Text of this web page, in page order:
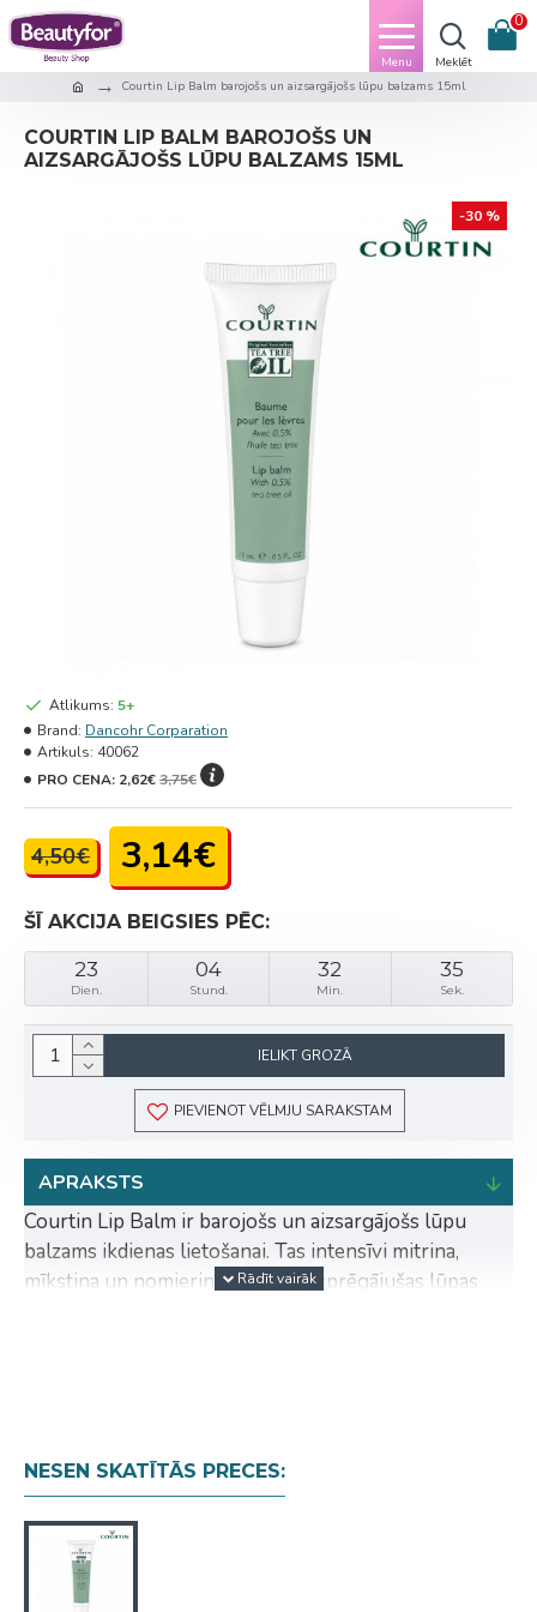
0
Courtin Lip Balm barojošs un aizsargājošs lūpu balzams 15ml
COURTIN LIP BALM BAROJOŠS UN
AIZSARGĀJOŠS LŪPU BALZAMS 15ML
-30 %
ŠĪ AKCIJA BEIGSIES PĒC:
23
Dien.
04
Stund.
32
Min.
35
Sek.
4,50€ 3,14€
Atlikums: 5+
Brand: Dancohr Corparation
Artikuls: 40062
PRO CENA: 2,62€3,75€
IELIKT GROZĀ
PIEVIENOT VĒLMJU SARAKSTAM
APRAKSTS
Courtin Lip Balm ir barojošs un aizsargājošs lūpu
balzams ikdienas lietošanai. Tas intensīvi mitrina,
mīkstina un nomierina sausas, sasprēgājušas lūpas,
pirmās lietošanas reizes.
Intensīvi mitrina un baro lūpas.
Nomierina sausas un kairinātas lūpas.
NESEN SKATĪTĀS PRECES: